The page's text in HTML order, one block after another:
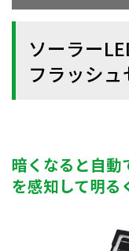
ソーラー
フラッシュ
暗くなると自動
を感知して明る